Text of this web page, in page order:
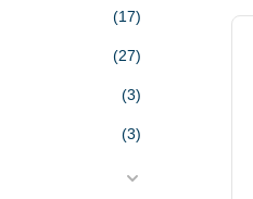
(17)
(27)
(3)
(3)
(35)